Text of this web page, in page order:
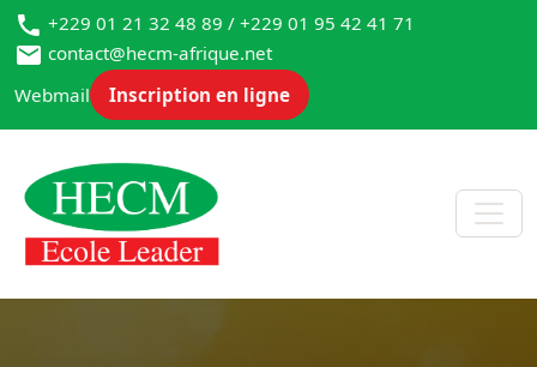
+229 01 21 32 48 89 / +229 01 95 42 41 71
contact@hecm-afrique.net
Webmail
Inscription en ligne